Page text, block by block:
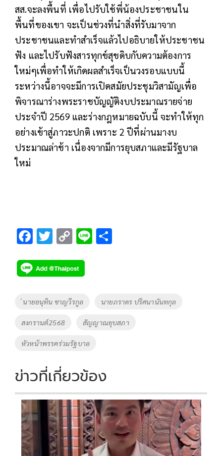
สส.จะลงพื้นที่​ เพื่อ​ไปรับใช้พี่น้องประชาชนใน
พื้นที่ของเขา​ จะเป็นช่วงที่นำสิ่งที่รับมาจาก
ประชาชนและทำสำเร็จแล้วไปอธิบายให้ประชาชน​
ฟัง และไปรับฟังสารทุกข์สุขดิบกับความต้องการ
ใหม่ๆเพื่อทำให้เกิดผลสำเร็จเป็นวงรอบแบบนี้​
ระหว่างนี้อาจจะมีการเปิดสมัยประชุมวิสามัญเพื่อ
พิจารณาร่างพระราชบัญญัติงบประมาณรายจ่าย
ประจำปี 2569 และร่างกฎหมายฉบับนี้​ จะทำให้ทุก
อย่างเข้าสู่ภาวะปกติ​ เพราะ 2 ปีที่ผ่านมางบ
ประมาณล่าช้า​ เนื่องจากมีการยุบสภาและมีรัฐบาล
ใหม่​
F
e
b
o
k
T
tt
er
C
p
y
Li
Li
Tags
่ นายอนุทิน ชาญวีรกูล นายภราดร ปริศนานันทกุล
สงกรานต์2568 สัญญาณยุบสภา
หัวหน้าพรรคร่วมรัฐบาล
ข่าวที่เกี่ยวข้อง